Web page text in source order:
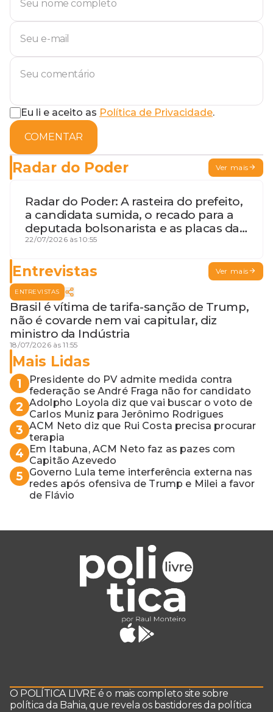
Eu li e aceito as Política de Privacidade.
COMENTAR
Radar do Poder Ver mais
Radar do Poder: A rasteira do prefeito,
a candidata sumida, o recado para a
deputada bolsonarista e as placas da
discórdia
22/07/2026 às 10:55
Entrevistas Ver mais
ENTREVISTAS
Brasil é vítima de tarifa-sanção de Trump,
não é covarde nem vai capitular, diz
ministro da Indústria
18/07/2026 às 11:55
Mais Lidas
1
Presidente do PV admite medida contra
federação se André Fraga não for candidato
2 Adolpho Loyola diz que vai buscar o voto de
Carlos Muniz para Jerônimo Rodrigues
3 ACM Neto diz que Rui Costa precisa procurar
terapia
4
Em Itabuna, ACM Neto faz as pazes com
Capitão Azevedo
5
Governo Lula teme interferência externa nas
redes após ofensiva de Trump e Milei a favor
de Flávio
O POLÍTICA LIVRE é o mais completo site sobre
política da Bahia, que revela os bastidores da política